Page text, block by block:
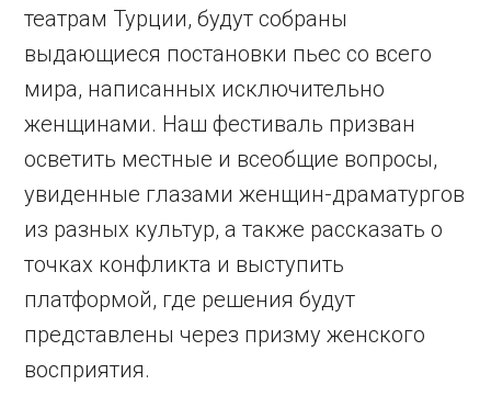
театрам Турции, будут собраны
выдающиеся постановки пьес со всего
мира, написанных исключительно
женщинами. Наш фестиваль призван
осветить местные и всеобщие вопросы,
увиденные глазами женщин-драматургов
из разных культур, а также рассказать о
точках конфликта и выступить
платформой, где решения будут
представлены через призму женского
восприятия.